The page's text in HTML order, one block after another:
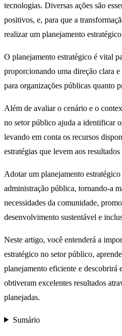
tecnologias. Diversas ações são
positivos, e, para que a
realizar um planejamento
O planejamento estratégico é vital
proporcionando uma direção clara
para organizações públicas quanto
Além de avaliar o cenário e o
no setor público ajuda a identificar
levando em conta os recursos
estratégias que levem aos resultados
Adotar um planejamento
administração pública, tornando-a
necessidades da comunidade,
desenvolvimento sustentável e
Neste artigo, você entenderá a
estratégico no setor público,
planejamento eficiente e descobrirá
obtiveram excelentes resultados
planejadas.
Sumário